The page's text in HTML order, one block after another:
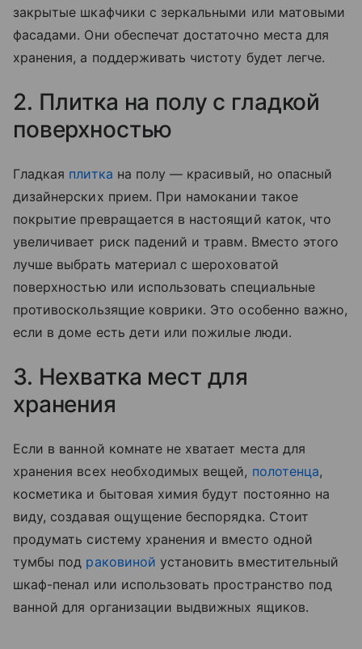
закрытые шкафчики с зеркальными или матовыми
фасадами. Они обеспечат достаточно места для
хранения, а поддерживать чистоту будет легче.
2. Плитка на полу с гладкой
поверхностью
Гладкая плитка на полу — красивый, но опасный
дизайнерских прием. При намокании такое
покрытие превращается в настоящий каток, что
увеличивает риск падений и травм. Вместо этого
лучше выбрать материал с шероховатой
поверхностью или использовать специальные
противоскользящие коврики. Это особенно важно,
если в доме есть дети или пожилые люди.
3. Нехватка мест для
хранения
Если в ванной комнате не хватает места для
хранения всех необходимых вещей, полотенца,
косметика и бытовая химия будут постоянно на
виду, создавая ощущение беспорядка. Стоит
продумать систему хранения и вместо одной
тумбы под раковиной установить вместительный
шкаф-пенал или использовать пространство под
ванной для организации выдвижных ящиков.